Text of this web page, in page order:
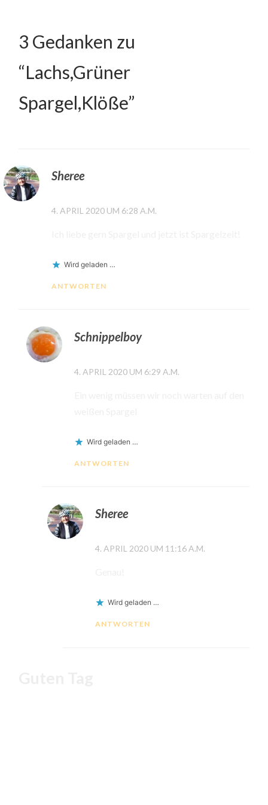
3 Gedanken zu
“Lachs,Grüner
Spargel,Klöße”
Sheree
4. APRIL 2020 UM 6:28 A.M.
Wird geladen …
ANTWORTEN
Schnippelboy
4. APRIL 2020 UM 6:29 A.M.
Wird geladen …
ANTWORTEN
Sheree
4. APRIL 2020 UM 11:16 A.M.
Wird geladen …
ANTWORTEN